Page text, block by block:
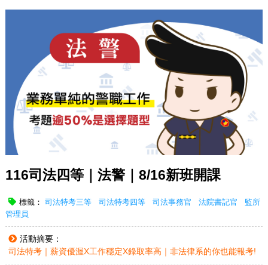
116司法四等｜法警｜8/16新班開課
標籤： 司法特考三等 司法特考四等 司法事務官 法院書記官
監所
管理員
活動摘要：
司法特考｜薪資優渥X工作穩定X錄取率高｜非法律系的你也能報考!